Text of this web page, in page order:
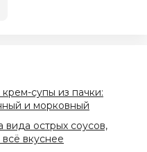
супы из пачки:
и морковный
вида острых соусов,
вкуснее